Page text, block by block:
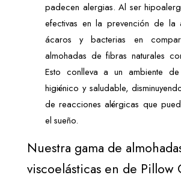
padecen alergias. Al ser
efectivas en la prevención de la
ácaros y bacterias en
almohadas de fibras naturales
Esto conlleva a un ambiente
higiénico y saludable,
de reacciones alérgicas que
el sueño.
Nuestra gama de
viscoelásticas en de Pillow